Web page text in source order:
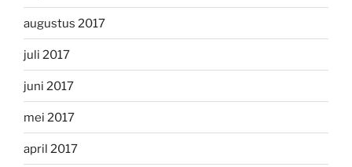
augustus 2017
juli 2017
juni 2017
mei 2017
april 2017